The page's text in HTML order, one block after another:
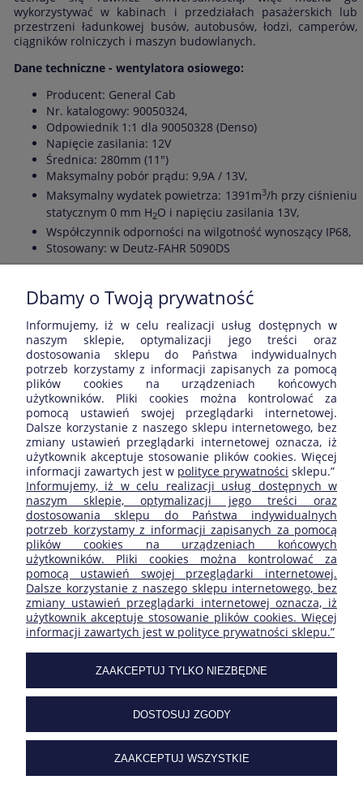
wykorzystywać w kabinach i przedziałach pasażerskich lub
przestrzeni ładunkowej busów, autobusów, łodzi, camperów,
ciągników rolniczych i maszyn budowlanych.
Dane techniczne - wentylatora osiowego:
Producent: General Cab
Nr. katalogowy: 90050324,
Odpowiednik 1:1 dla 90050328 (Denso)
Napięcie zasilania: 12V
Średnica: 280mm (11")
Maksymalny pobór prądu: 9,9A / 13V,
Maksymalny wydatek powietrza: 1391m3/h przy ciśnieniu
statycznym 0 mm H2O i napięciu zasilania 13V,
Współczynnik odporności na wilgotność wynoszący IP68,
Stosowany: w Deutz-FAHR 5090DS
poboru prądu przeprowadzane przy napięciu zasilania 13V.
Opinie o produkcie (0)
Wyświetlane są wszystkie opinie (pozytywne i negatywne). Nie
weryfikujemy, czy pochodzą one od klientów, którzy kupili dany
produkt.
ZAKUPY
POMOC
MOJE KONTO
INFORMACJE
SKLEP FIRMY:
| ul. Ogrodowa 27/29 | 05-092 Łomianki | Masovian
Voivodeship | tel.227517506| e-mail:sklep@carclimat.pl| NIP:
Dbamy o Twoją prywatność
Informujemy, iż w celu realizacji usług dostępnych w
naszym sklepie, optymalizacji jego treści oraz
dostosowania sklepu do Państwa indywidualnych
potrzeb korzystamy z informacji zapisanych za pomocą
plików cookies na urządzeniach końcowych
użytkowników. Pliki cookies można kontrolować za
pomocą ustawień swojej przeglądarki internetowej.
Dalsze korzystanie z naszego sklepu internetowego, bez
zmiany ustawień przeglądarki internetowej oznacza, iż
użytkownik akceptuje stosowanie plików cookies. Więcej
informacji zawartych jest w polityce prywatności sklepu.”
Informujemy, iż w celu realizacji usług dostępnych w
naszym sklepie, optymalizacji jego treści oraz
dostosowania sklepu do Państwa indywidualnych
potrzeb korzystamy z informacji zapisanych za pomocą
plików cookies na urządzeniach końcowych
użytkowników. Pliki cookies można kontrolować za
pomocą ustawień swojej przeglądarki internetowej.
Dalsze korzystanie z naszego sklepu internetowego, bez
zmiany ustawień przeglądarki internetowej oznacza, iż
użytkownik akceptuje stosowanie plików cookies. Więcej
informacji zawartych jest w polityce prywatności sklepu.”
ZAAKCEPTUJ TYLKO NIEZBĘDNE
DOSTOSUJ ZGODY
ZAAKCEPTUJ WSZYSTKIE